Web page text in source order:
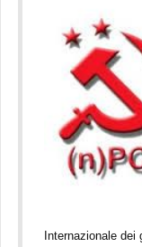
Internazionale